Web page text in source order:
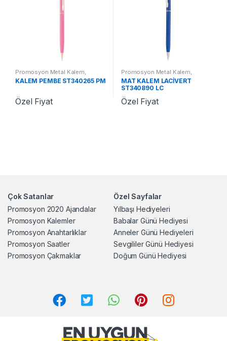
Promosyon Metal Kalem
Promosyon Kalemler
KALEM PEMBE ST340265 PM
Özel Fiyat
Promosyon Metal Kalem
Promosyon Kalemler
MAT KALEM LACİVERT
ST340890 LC
Özel Fiyat
Çok Satanlar
Promosyon 2020 Ajandalar
Promosyon Kalemler
Promosyon Anahtarlıklar
Promosyon Saatler
Promosyon Çakmaklar
Özel Sayfalar
Yılbaşı Hediyeleri
Babalar Günü Hediyesi
Anneler Günü Hediyeleri
Sevgililer Günü Hediyesi
Doğum Günü Hediyesi